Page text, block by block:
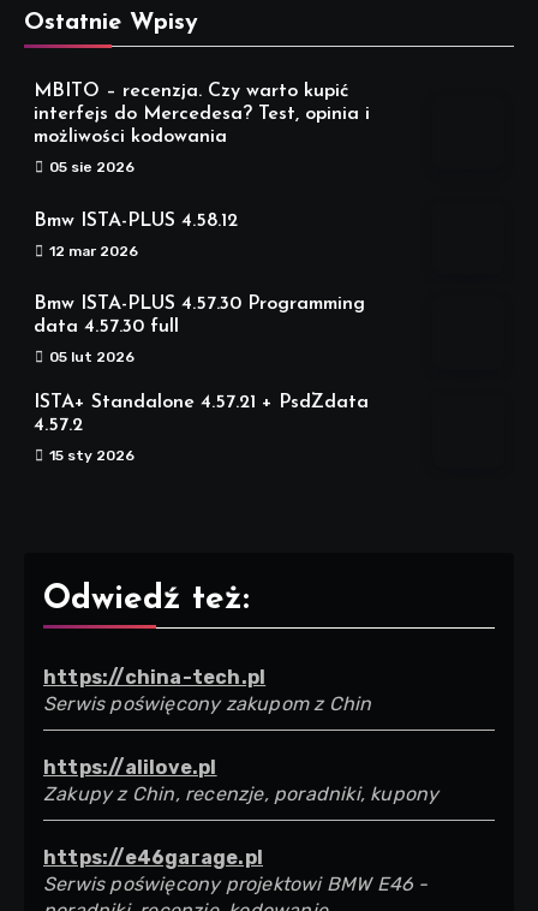
Ostatnie Wpisy
MBITO – recenzja. Czy warto kupić
interfejs do Mercedesa? Test, opinia i
możliwości kodowania
05 sie 2026
Bmw ISTA-PLUS 4.58.12
12 mar 2026
Bmw ISTA-PLUS 4.57.30 Programming
data 4.57.30 full
05 lut 2026
ISTA+ Standalone 4.57.21 + PsdZdata
4.57.2
15 sty 2026
Odwiedź też:
https://china-tech.pl
Serwis poświęcony zakupom z Chin
https://alilove.pl
Zakupy z Chin, recenzje, poradniki, kupony
https://e46garage.pl
Serwis poświęcony projektowi BMW E46 -